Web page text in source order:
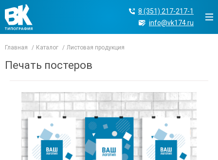
8 (351) 217-217-1
info@vk174.ru
Главная Каталог Листовая продукция
Печать постеров